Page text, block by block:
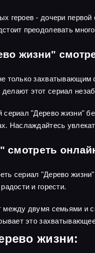
героев - дочери
преодолевать
жизни"
только захватывающим
этот сериал
сериал "Дерево жизни"
Наслаждайтесь
смотреть
сериал "Дерево
и горести.
двумя семьями и
это
жизни: